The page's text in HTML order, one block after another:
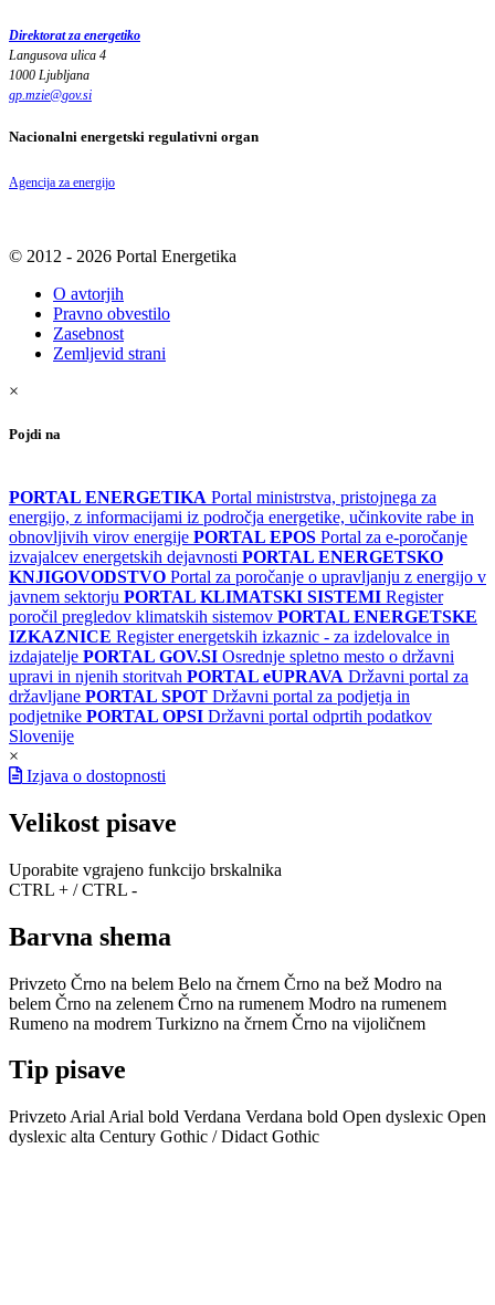
Direktorat za energetiko
Langusova ulica 4
1000 Ljubljana
gp.mzie@gov.si
Nacionalni energetski regulativni organ
Agencija za energijo
© 2012 - 2026 Portal Energetika
O avtorjih
Pravno obvestilo
Zasebnost
Zemljevid strani
×
Pojdi na
PORTAL ENERGETIKA Portal ministrstva, pristojnega za
energijo, z informacijami iz področja energetike, učinkovite rabe in
obnovljivih virov energije PORTAL EPOS Portal za e-poročanje
izvajalcev energetskih dejavnosti PORTAL ENERGETSKO
KNJIGOVODSTVO Portal za poročanje o upravljanju z energijo v
javnem sektorju PORTAL KLIMATSKI SISTEMI Register
poročil pregledov klimatskih sistemov PORTAL ENERGETSKE
IZKAZNICE Register energetskih izkaznic - za izdelovalce in
izdajatelje PORTAL GOV.SI Osrednje spletno mesto o državni
upravi in njenih storitvah PORTAL eUPRAVA Državni portal za
državljane PORTAL SPOT Državni portal za podjetja in
podjetnike PORTAL OPSI Državni portal odprtih podatkov
Slovenije
×
Izjava o dostopnosti
Velikost pisave
Uporabite vgrajeno funkcijo brskalnika
CTRL + / CTRL -
Barvna shema
Privzeto Črno na belem Belo na črnem Črno na bež Modro na
belem Črno na zelenem Črno na rumenem Modro na rumenem
Rumeno na modrem Turkizno na črnem Črno na vijoličnem
Tip pisave
Privzeto Arial Arial bold Verdana Verdana bold Open dyslexic Open
dyslexic alta Century Gothic / Didact Gothic